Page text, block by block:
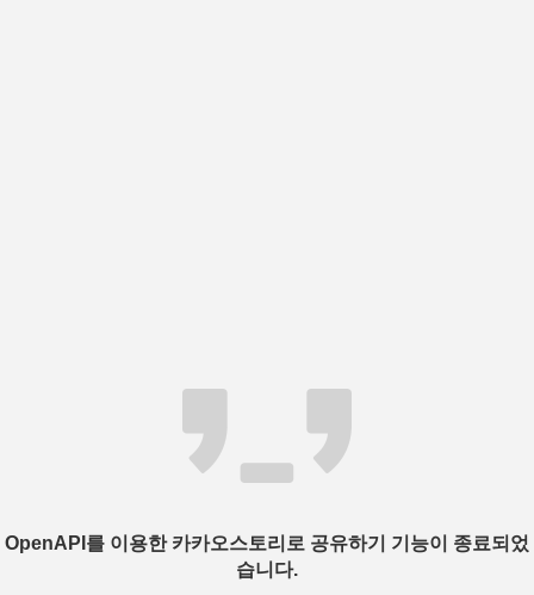
OpenAPI를 이용한 카카오스토리로 공유하기 기능이 종료되었
습니다.